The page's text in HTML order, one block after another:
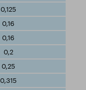
0,125
0,16
0,16
0,2
0,25
0,315